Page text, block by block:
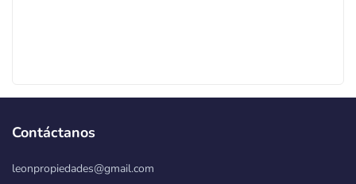
Contáctanos
leonpropiedades@gmail.com